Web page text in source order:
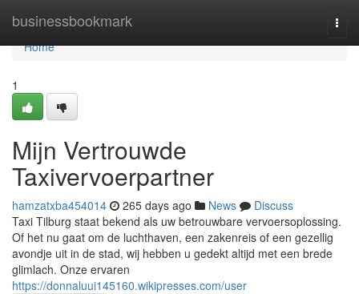
businessbookmark
Home
Home
1
Mijn Vertrouwde
Taxivervoerpartner
hamzatxba454014 265 days ago News
Discuss
Taxi Tilburg staat bekend als uw betrouwbare vervoersoplossing.
Of het nu gaat om de luchthaven, een zakenreis of een gezellig
avondje uit in de stad, wij hebben u gedekt altijd met een brede
glimlach. Onze ervaren
https://donnaluui145160.wikipresses.com/user